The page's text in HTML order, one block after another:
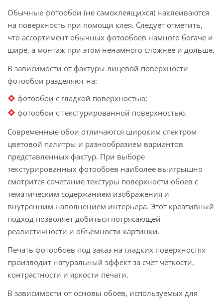
Обычные фотообои (не самоклеящихся) наклеиваются
на поверхность при помощи клея. Следует отметить,
что ассортимент обычных фотообоев намного богаче и
шире, а монтаж при этом ненамного сложнее и дольше.
В зависимости от фактуры лицевой поверхности
фотообои разделяют на:
фотообои с гладкой поверхностью;
фотообои с текстурированной поверхностью.
Современные обои отличаются широким спектром
цветовой палитры и разнообразием вариантов
представленных фактур. При выборе
текстурированных фотообоев наиболее выигрышно
смотрится сочетание текстуры поверхности обоев с
тематическим содержанием изображения и
внутренним наполнением интерьера. Этот креативный
подход позволяет добиться потрясающей
реалистичности и объёмности картинки.
Печать фотообоев под заказ на гладких поверхностях
производит натуральный эффект за счёт чёткости,
контрастности и яркости печати.
В зависимости от основы обоев, используемых для